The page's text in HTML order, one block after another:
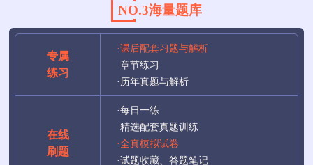
NO.3海量题库
专属
练习
·课后配套习题与解析
·章节练习
·历年真题与解析
在线
刷题
·每日一练
·精选配套真题训练
·全真模拟试卷
·试题收藏、答题笔记